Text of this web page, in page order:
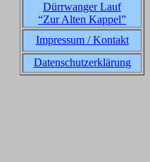
Dürrwanger Lauf
“Zur Alten Kappel”
Impressum / Kontakt
Datenschutzerklärung